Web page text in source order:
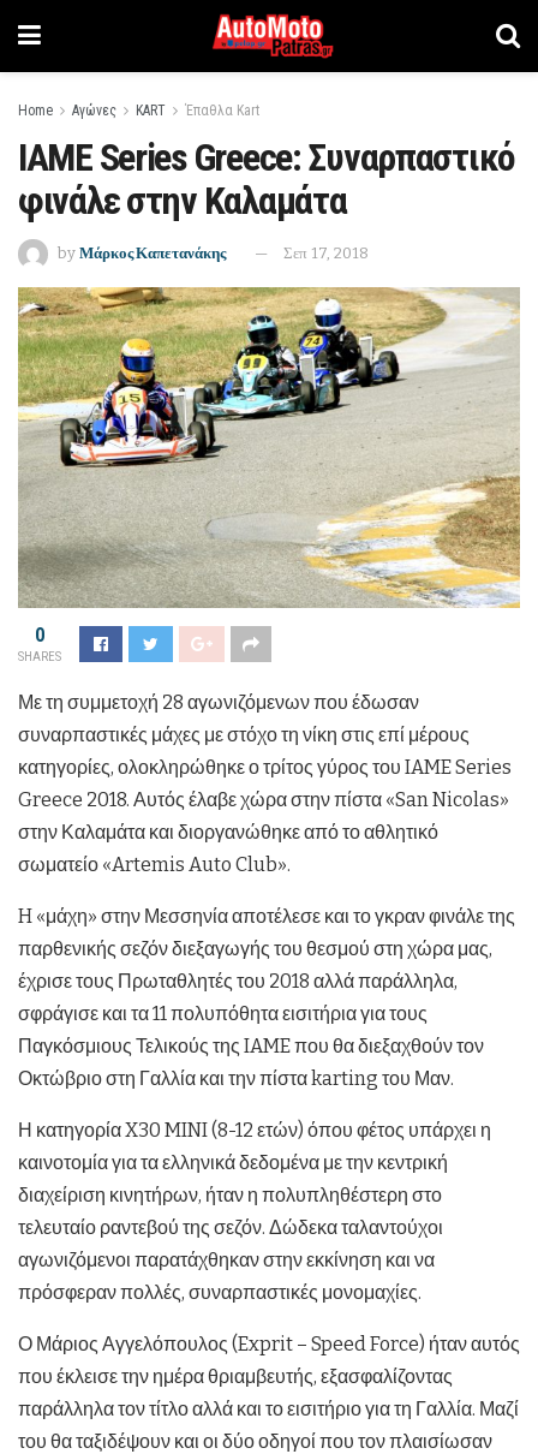
Home Αγώνες KART Έπαθλα Kart
IAME Series Greece: Συναρπαστικό
φινάλε στην Καλαμάτα
by Μάρκος Καπετανάκης Σεπ 17, 2018
0
SHARES
Με τη συμμετοχή 28 αγωνιζόμενων που έδωσαν
συναρπαστικές μάχες με στόχο τη νίκη στις επί μέρους
κατηγορίες, ολοκληρώθηκε ο τρίτος γύρος του IAME Series
Greece 2018. Αυτός έλαβε χώρα στην πίστα «San Nicolas»
στην Καλαμάτα και διοργανώθηκε από το αθλητικό
σωματείο «Artemis Auto Club».
H «μάχη» στην Μεσσηνία αποτέλεσε και το γκραν φινάλε της
παρθενικής σεζόν διεξαγωγής του θεσμού στη χώρα μας,
έχρισε τους Πρωταθλητές του 2018 αλλά παράλληλα,
σφράγισε και τα 11 πολυπόθητα εισιτήρια για τους
Παγκόσμιους Τελικούς της IAME που θα διεξαχθούν τον
Οκτώβριο στη Γαλλία και την πίστα karting του Μαν.
Η κατηγορία X30 MINI (8-12 ετών) όπου φέτος υπάρχει η
καινοτομία για τα ελληνικά δεδομένα με την κεντρική
διαχείριση κινητήρων, ήταν η πολυπληθέστερη στο
τελευταίο ραντεβού της σεζόν. Δώδεκα ταλαντούχοι
αγωνιζόμενοι παρατάχθηκαν στην εκκίνηση και να
πρόσφεραν πολλές, συναρπαστικές μονομαχίες.
Ο Μάριος Αγγελόπουλος (Exprit – Speed Force) ήταν αυτός
που έκλεισε την ημέρα θριαμβευτής, εξασφαλίζοντας
παράλληλα τον τίτλο αλλά και το εισιτήριο για τη Γαλλία. Μαζί
του θα ταξιδέψουν και οι δύο οδηγοί που τον πλαισίωσαν